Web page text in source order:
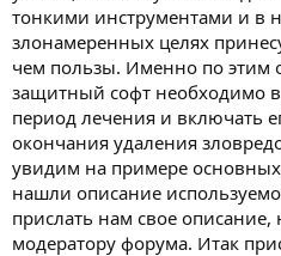
тонкими инструментами и в
злонамеренных целях
чем пользы. Именно по
защитный софт необходимо
период лечения и включать
окончания удаления
увидим на примере
нашли описание
прислать нам свое
модератору форума. Итак